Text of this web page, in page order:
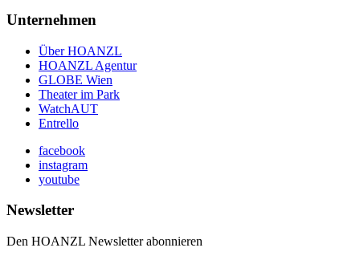
Unternehmen
Über HOANZL
HOANZL Agentur
GLOBE Wien
Theater im Park
WatchAUT
Entrello
facebook
instagram
youtube
Newsletter
Den HOANZL Newsletter abonnieren